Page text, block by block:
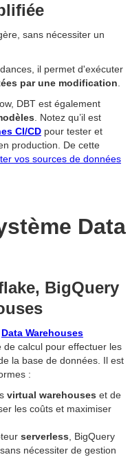
sans nécessiter un
il permet d'exécuter
par une modification
DBT est également
. Notez qu’il est
CI/CD pour tester et
production. De cette
vos sources de données
Data
BigQuery
Data Warehouses
de calcul pour effectuer les
la base de données. Il est
:
virtual warehouses et de
les coûts et maximiser
serverless , BigQuery
nécessiter de gestion